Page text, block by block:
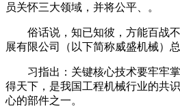
员关怀三大领域，并将公平、。
俗话说，知已知彼，方能百战不
展有限公司（以下简称威盛机械）
习指出：关键核心技术要牢牢掌
得天下，是我国工程机械行业的共
心的部件之一。